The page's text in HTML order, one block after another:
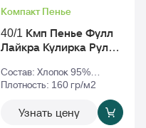
Компакт Пенье
40/1 Кмп Пенье Фулл
Лайкра Кулирка Рулон
Состав: Хлопок 95%
Эластан 5%
Плотность: 160 гр/м2
Узнать цену